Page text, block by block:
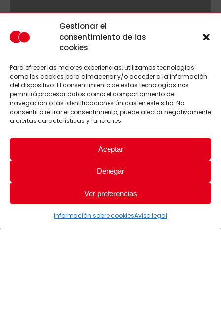
Gestionar el
consentimiento de las
cookies
Para ofrecer las mejores experiencias, utilizamos tecnologías
como las cookies para almacenar y/o acceder a la información
del dispositivo. El consentimiento de estas tecnologías nos
permitirá procesar datos como el comportamiento de
navegación o las identificaciones únicas en este sitio. No
consentir o retirar el consentimiento, puede afectar negativamente
a ciertas características y funciones.
Aceptar
Denegar
Ver preferencias
Información sobre cookiesAviso legal